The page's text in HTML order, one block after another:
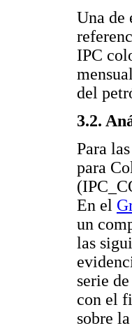
Una de
IPC
del
3.2.
Para
para
En el
un
las
serie
con el
sobre